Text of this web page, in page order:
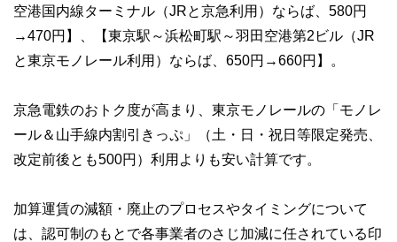
空港国内線ターミナル（JRと京急利用）ならば、580円
→470円】、【東京駅～浜松町駅～羽田空港第2ビル（JR
と東京モノレール利用）ならば、650円→660円】。
京急電鉄のおトク度が高まり、東京モノレールの「モノレ
ール＆山手線内割引きっぷ」（土・日・祝日等限定発売、
改定前後とも500円）利用よりも安い計算です。
加算運賃の減額・廃止のプロセスやタイミングについて
は、認可制のもとで各事業者のさじ加減に任されている印